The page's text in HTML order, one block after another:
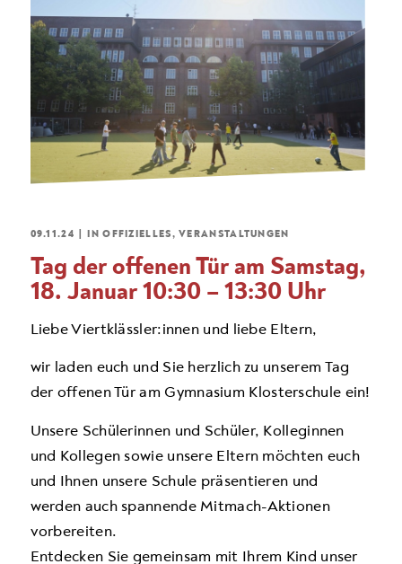
09.11.24 INOFFIZIELLES,VERANSTALTUNGEN
Tag der offenen Tür am Samstag,
18. Januar 10:30 – 13:30 Uhr
Liebe Viertklässler:innen und liebe Eltern,
wir laden euch und Sie herzlich zu unserem Tag
der offenen Türam Gymnasium Klosterschule ein!
Unsere Schülerinnen und Schüler, Kolleginnen
und Kollegen sowie unsere Eltern möchten euch
und Ihnen unsere Schule präsentieren und
werden auch spannende Mitmach-Aktionen
vorbereiten.
Entdecken Sie gemeinsam mit Ihrem Kind unser